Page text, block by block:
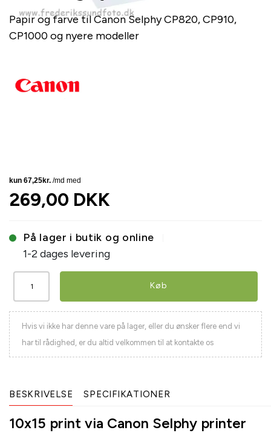
Papir og farve til Canon Selphy CP820, CP910,
CP1000 og nyere modeller
269,00 DKK
På lager i butik og online
1-2 dages levering
Køb
Hvis vi ikke har denne vare på lager, eller du ønsker flere end vi
har til rådighed, er du altid velkommen til at kontakte os
BESKRIVELSE SPECIFIKATIONER
10x15 print via Canon Selphy printer